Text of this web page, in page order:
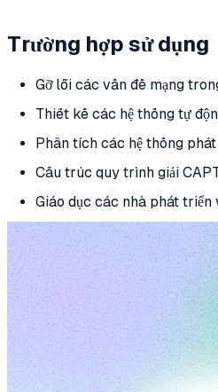
Trường hợp sử dụng
Gỡ lỗi các vấn đề mạng
Thiết kế các hệ thống tự
Phân tích các hệ thống
Cấu trúc quy trình giải
Giáo dục các nhà phát